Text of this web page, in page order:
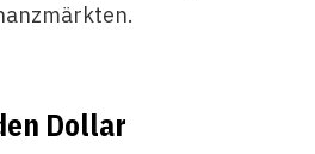
Dollar